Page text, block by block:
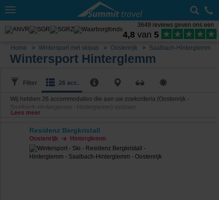
Toggle
3649 reviews geven ons een
4,8 van 5
Home Wintersport met skipas Oostenrijk Saalbach-Hinterglemm
Wintersport Hinterglemm
Filter 26 acc.
Wij hebben 26 accommodaties die aan uw zoekcriteria (Oostenrijk -
Saalbach-Hinterglemm - Hinterglemm) voldoen.
Lees meer
Residenz Bergkristall
Oostenrijk Hinterglemm